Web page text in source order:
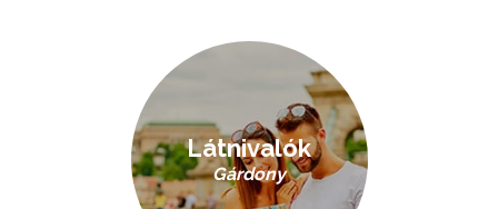
Látnivalók
Gárdony